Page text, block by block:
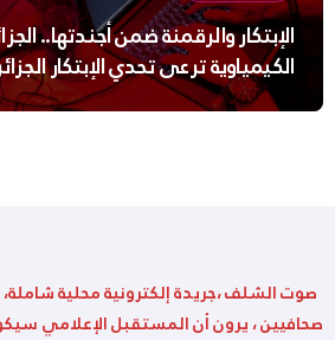
الإبتكار والرقمنة ضمن أجندتها..
الكيمياوية ترعى تحدي الإبتكار
صوت الشلف ،جريدة إلكترونية محلية
صحافيين ، يرون أن المستقبل الإعلامي